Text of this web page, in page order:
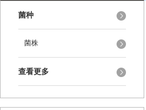
菌种
菌株
查看更多